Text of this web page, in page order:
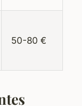
50-80 €